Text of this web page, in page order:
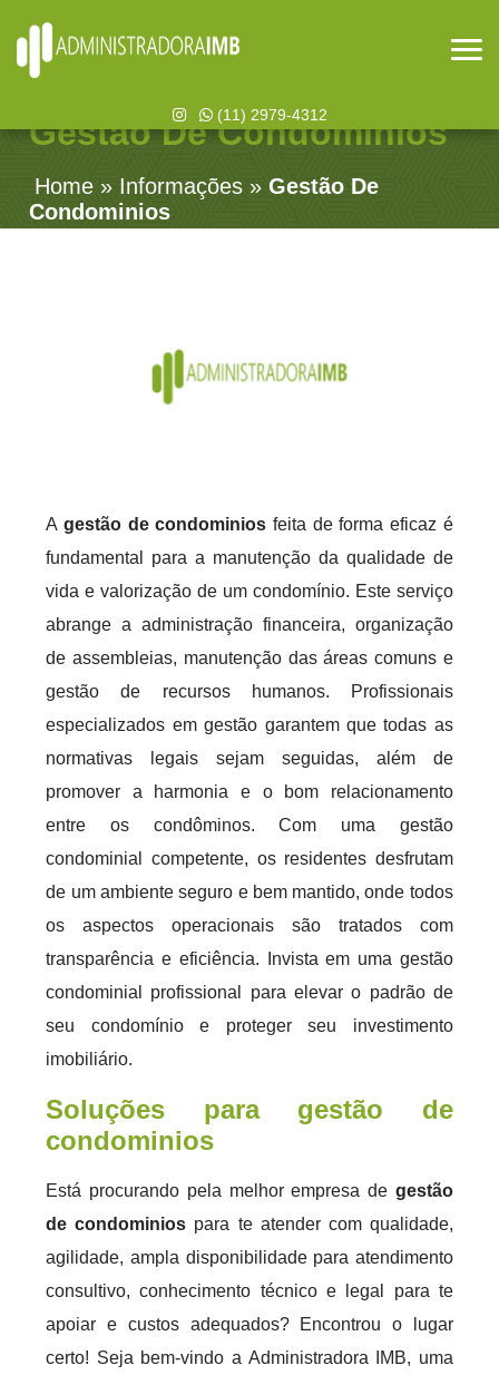
(11) 2979-4312
Gestão De Condominios
Home » Informações »Gestão De
Condominios
A gestão de condominios feita de forma eficaz é
fundamental para a manutenção da qualidade de
vida e valorização de um condomínio. Este serviço
abrange a administração financeira, organização
de assembleias, manutenção das áreas comuns e
gestão de recursos humanos. Profissionais
especializados em gestão garantem que todas as
normativas legais sejam seguidas, além de
promover a harmonia e o bom relacionamento
entre os condôminos. Com uma gestão
condominial competente, os residentes desfrutam
de um ambiente seguro e bem mantido, onde todos
os aspectos operacionais são tratados com
transparência e eficiência. Invista em uma gestão
condominial profissional para elevar o padrão de
seu condomínio e proteger seu investimento
imobiliário.
Soluções para gestão de
condominios
Está procurando pela melhor empresa de gestão
de condominios para te atender com qualidade,
agilidade, ampla disponibilidade para atendimento
consultivo, conhecimento técnico e legal para te
apoiar e custos adequados? Encontrou o lugar
certo! Seja bem-vindo a Administradora IMB, uma